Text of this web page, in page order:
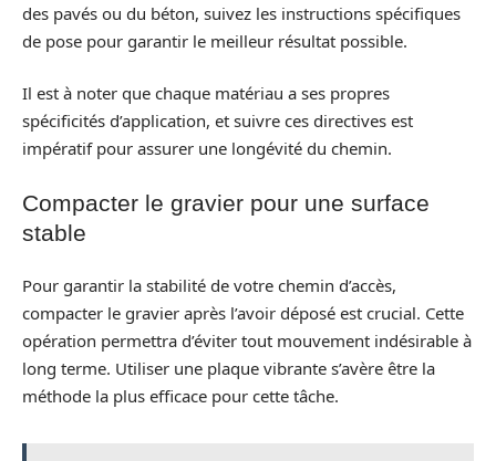
des pavés ou du béton, suivez les instructions spécifiques
de pose pour garantir le meilleur résultat possible.
Il est à noter que chaque matériau a ses propres
spécificités d’application, et suivre ces directives est
impératif pour assurer une longévité du chemin.
Compacter le gravier pour une surface
stable
Pour garantir la stabilité de votre chemin d’accès,
compacter le gravier après l’avoir déposé est crucial. Cette
opération permettra d’éviter tout mouvement indésirable à
long terme. Utiliser une plaque vibrante s’avère être la
méthode la plus efficace pour cette tâche.